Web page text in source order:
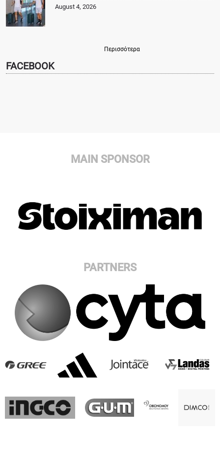
August 4, 2026
Περισσότερα
FACEBOOK
MAIN SPONSOR
PARTNERS